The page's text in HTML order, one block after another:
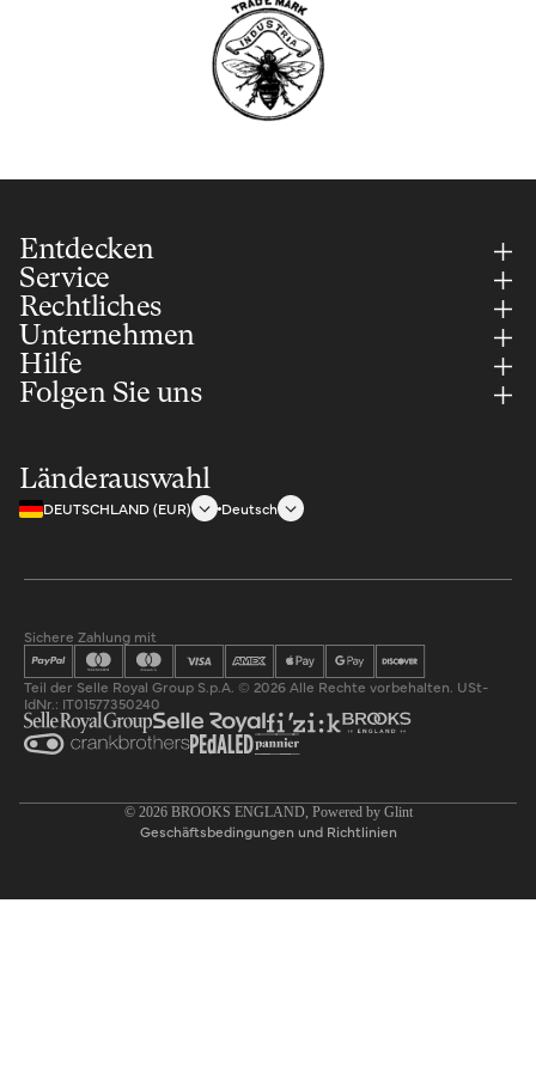
Entdecken
Service
Rechtliches
Unternehmen
Hilfe
Folgen Sie uns
Länderauswahl
DEUTSCHLAND (EUR) Deutsch
Sichere Zahlung mit
Teil der Selle Royal Group S.p.A. © 2026 Alle Rechte vorbehalten. USt-
IdNr.: IT01577350240
© 2026 BROOKS ENGLAND, Powered by Glint
Geschäftsbedingungen und Richtlinien